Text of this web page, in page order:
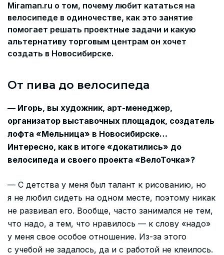
Miraman.ru о том, почему любит кататься на
велосипеде в одиночестве, как это занятие
помогает решать проектные задачи и какую
альтернативу торговым центрам он хочет
создать в Новосибирске.
От пива до велосипеда
— Игорь, вы художник, арт-менеджер,
организатор выставочных площадок, создатель
лофта «Мельница» в Новосибирске…
Интересно, как в итоге «докатились» до
велосипеда и своего проекта «ВелоТочка»?
— С детства у меня был талант к рисованию, но
я не любил сидеть на одном месте, поэтому никак
не развивал его. Вообще, часто занимался не тем,
что надо, а тем, что нравилось — к слову «надо»
у меня свое особое отношение. Из-за этого
с учебой не задалось, да и с работой не клеилось.